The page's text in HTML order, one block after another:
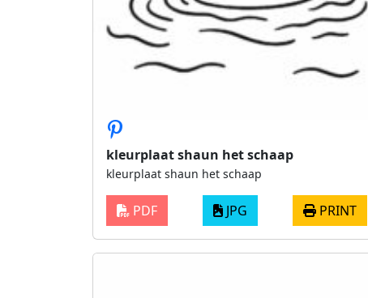
kleurplaat shaun het schaap
kleurplaat shaun het schaap
PDF JPG PRINT